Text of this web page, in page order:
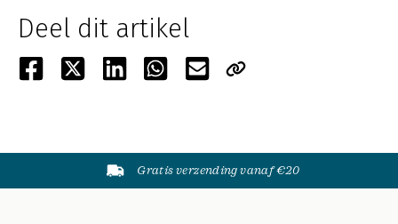
Deel dit artikel
Gratis verzending vanaf €20